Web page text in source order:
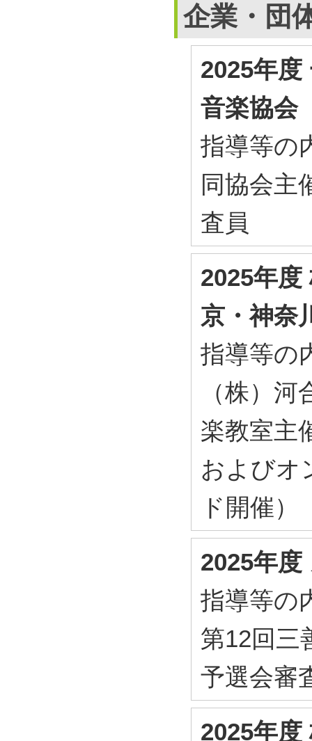
企業・団
2025年度
音楽協会
指導等の
同協会主
査員
2025年度
京・神奈
指導等の
（株）
楽教室主
およびオ
ド開催）
2025年度
指導等の
第12回三
予選会審
2025年度